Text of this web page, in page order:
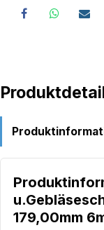
179,00mm